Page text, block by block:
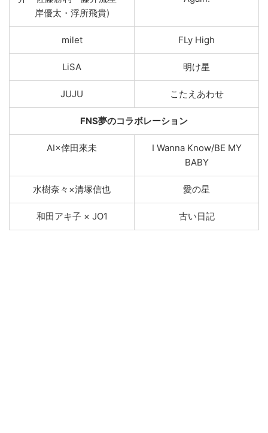
岸優太・浮所飛貴)
milet FLy High
LiSA 明け星
JUJU こたえあわせ
FNS夢のコラボレーション
AI×倖⽥來未
I Wanna Know/BE MY
BABY
水樹奈々×清塚信也 愛の星
和⽥アキ⼦ × JO1 古い⽇記